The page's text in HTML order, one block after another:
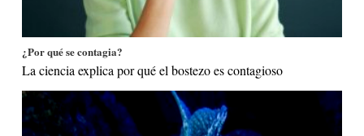
¿Por qué se contagia?
La ciencia explica por qué el bostezo es contagioso